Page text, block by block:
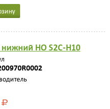
НО S2C-H10
Р